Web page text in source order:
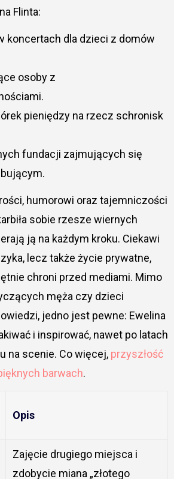
Flinta:
koncertach dla dzieci z domów
osoby z
pieniędzy na rzecz schronisk
fundacji zajmujących się
humorowi oraz tajemniczości
sobie rzesze wiernych
ją na każdym kroku. Ciekawi
lecz także życie prywatne,
chroni przed mediami. Mimo
męża czy dzieci
jedno jest pewne: Ewelina
i inspirować, nawet po latach
na scenie. Co więcej, przyszłość
barwach.
Opis
Zajęcie drugiego miejsca i
zdobycie miana „złotego